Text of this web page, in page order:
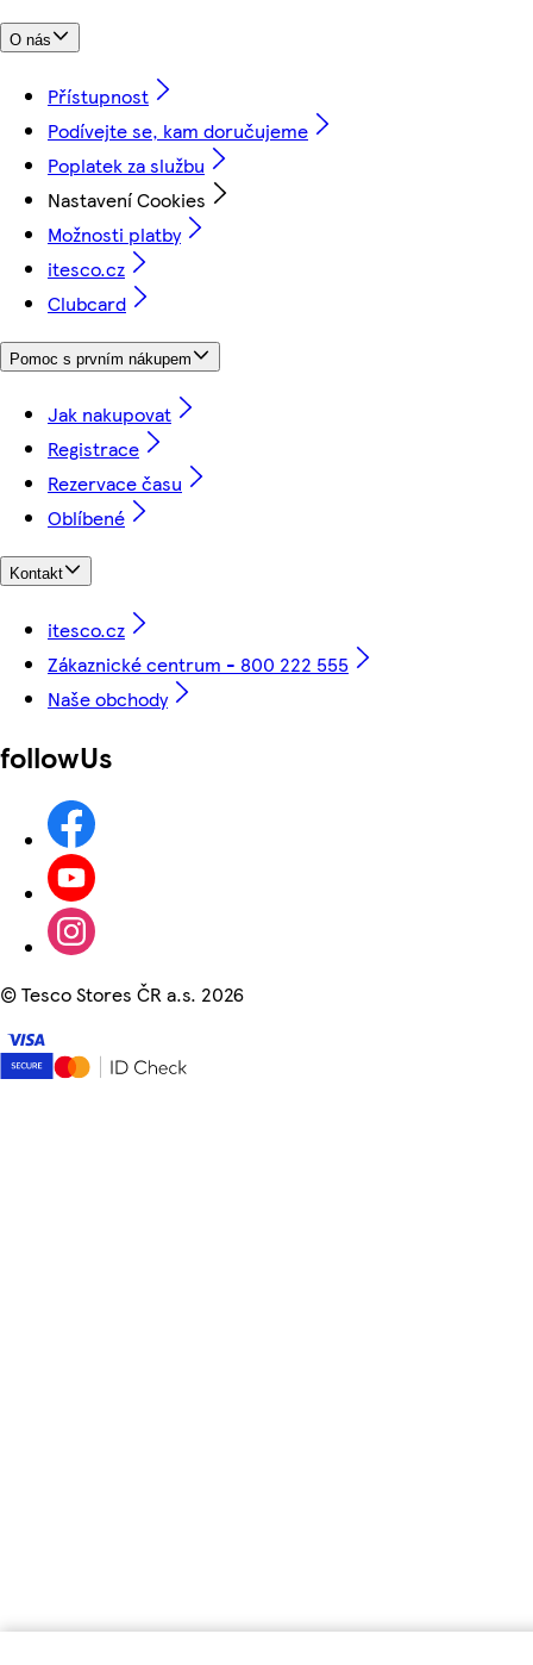
O nás
Přístupnost
Podívejte se, kam doručujeme
Poplatek za službu
Nastavení Cookies
Možnosti platby
itesco.cz
Clubcard
Pomoc s prvním nákupem
Jak nakupovat
Registrace
Rezervace času
Oblíbené
Kontakt
itesco.cz
Zákaznické centrum - 800 222 555
Naše obchody
followUs
©Tesco Stores ČR a.s. 2026